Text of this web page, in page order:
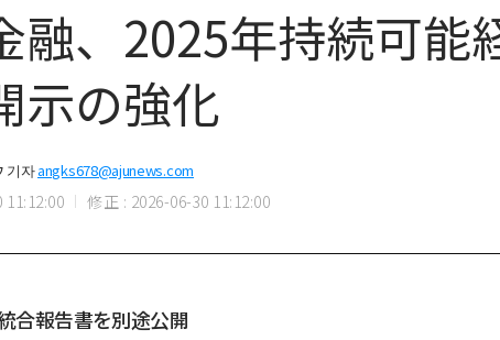
融、2025年持続可
示の強化
기자angks678@ajunews.com
11:12:00 修正 : 2026-06-30 11:12:00
合報告書を別途公開